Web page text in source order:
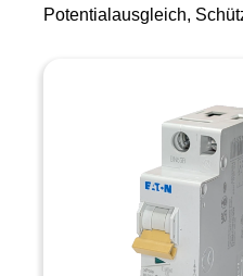
Potentialausgleich,